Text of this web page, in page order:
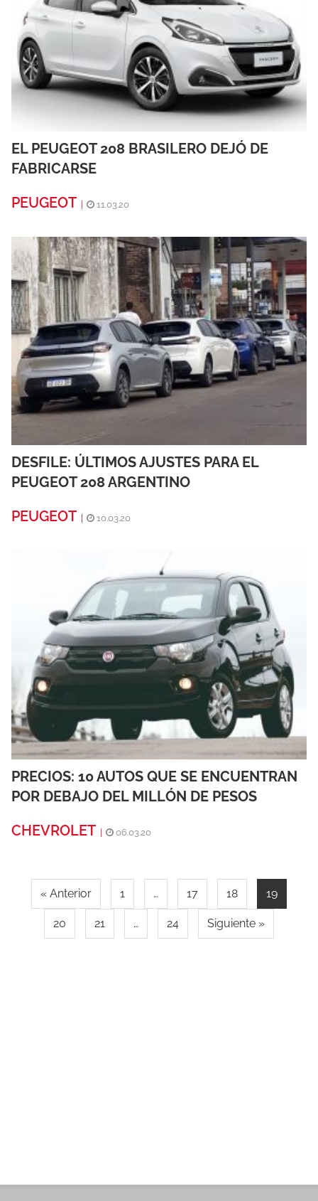
EL PEUGEOT 208 BRASILERO DEJÓ DE
FABRICARSE
PEUGEOT | 11.03.20
DESFILE: ÚLTIMOS AJUSTES PARA EL
PEUGEOT 208 ARGENTINO
PEUGEOT
10.03.20
PRECIOS: 10 AUTOS QUE SE ENCUENTRAN
POR DEBAJO DEL MILLÓN DE PESOS
CHEVROLET
06.03.20
« Anterior 1 … 17 18 19
20 21 … 24 Siguiente »